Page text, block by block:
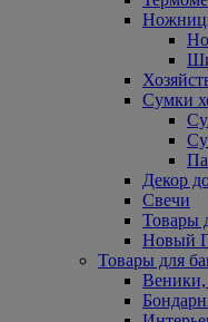
Сумки
Декор
Свечи
Товары
Новый
Товары для
Веники,